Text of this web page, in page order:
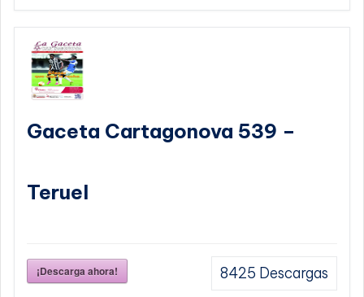
Gaceta Cartagonova 539 –
Teruel
¡Descarga ahora! 8425 Descargas